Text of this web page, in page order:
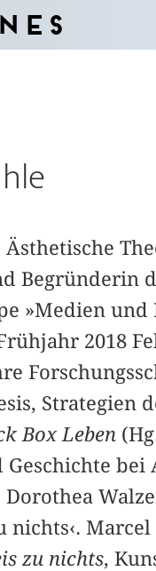
Begründerin
»Medien und
2018
Strategien
Box Leben
Geschichte
Dorothea
nichts‹.
zu nichts,